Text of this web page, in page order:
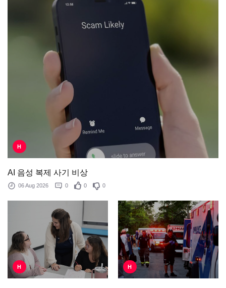
H
AI 음성 복제 사기 비상
06 Aug 2026 0 0 0
H H